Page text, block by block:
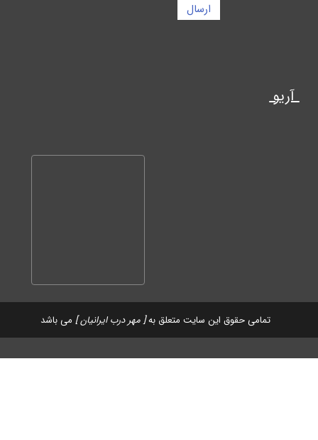
ارسال
تمامی حقوق این سایت متعلق به[ مهر درب ایرانیان ] می باشد
آریو